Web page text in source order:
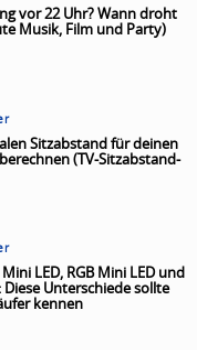
vor 22 Uhr? Wann droht
Musik, Film und Party)
Sitzabstand für deinen
(TV-Sitzabstand-
LED, RGB Mini LED und
Diese Unterschiede sollte
kennen